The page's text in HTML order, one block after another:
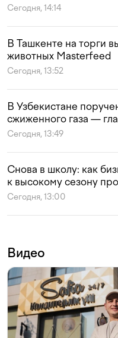
Сегодня, 14:14
В Ташкенте на торги
животных Masterfeed
Сегодня, 13:52
В Узбекистане
сжиженного газа —
Сегодня, 13:49
Снова в школу: как
к высокому сезону
Сегодня, 13:00
Видео